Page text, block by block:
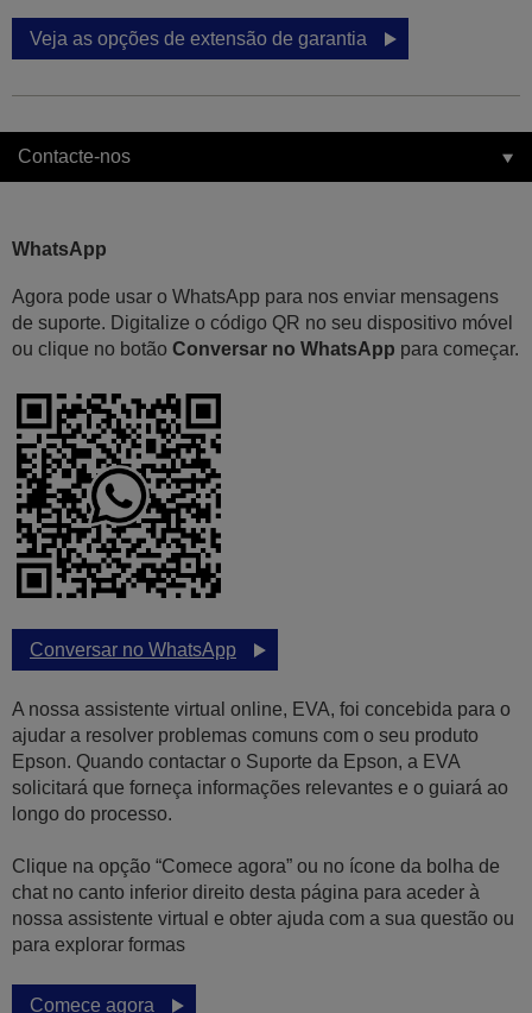
Veja as opções de extensão de garantia
Contacte-nos
WhatsApp
Agora pode usar o WhatsApp para nos enviar mensagens
de suporte. Digitalize o código QR no seu dispositivo móvel
ou clique no botão Conversar no WhatsApp para começar.
Conversar no WhatsApp
A nossa assistente virtual online, EVA, foi concebida para o
ajudar a resolver problemas comuns com o seu produto
Epson. Quando contactar o Suporte da Epson, a EVA
solicitará que forneça informações relevantes e o guiará ao
longo do processo.
Clique na opção “Comece agora” ou no ícone da bolha de
chat no canto inferior direito desta página para aceder à
nossa assistente virtual e obter ajuda com a sua questão ou
para explorar formas
Comece agora